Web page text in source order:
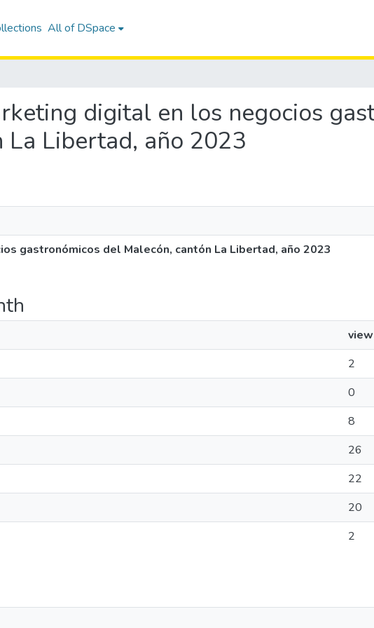
All of DSpace
digital en los negocios
La Libertad, año 2023
gastronómicos del Malecón, cantón La Libertad, año 2023
2
0
8
26
22
20
2